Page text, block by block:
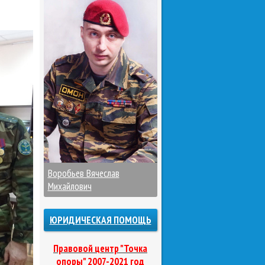
Воробьев Вячеслав
Михайлович
ЮРИДИЧЕСКАЯ ПОМОЩЬ
Правовой центр "Точка
опоры" 2007-2021 год